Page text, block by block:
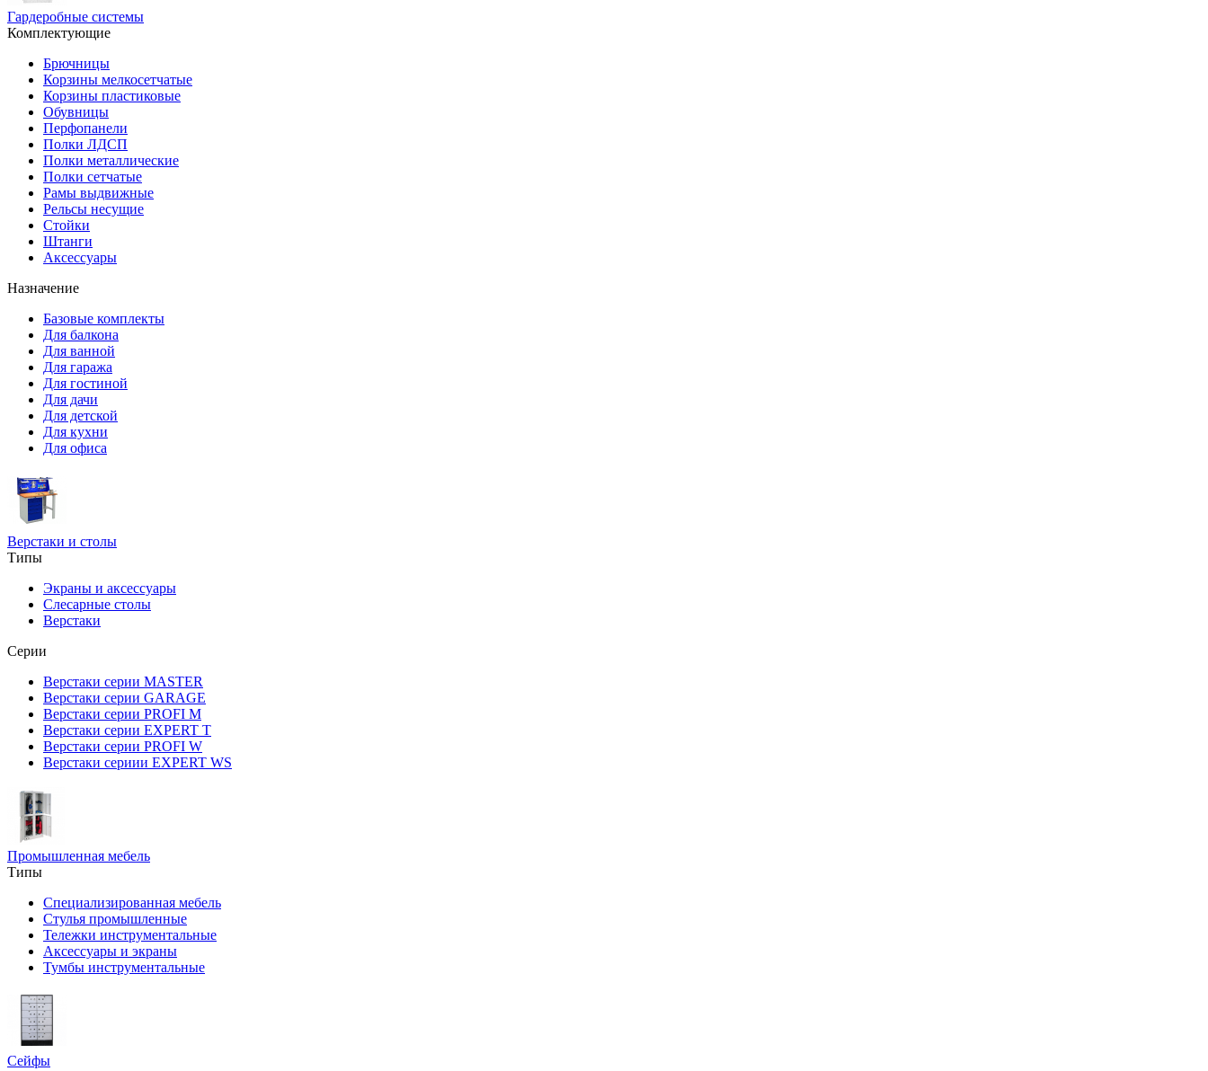
Гардеробные системы
Комплектующие
Брючницы
Корзины мелкосетчатые
Корзины пластиковые
Обувницы
Перфопанели
Полки ЛДСП
Полки металлические
Полки сетчатые
Рамы выдвижные
Рельсы несущие
Стойки
Штанги
Аксессуары
Назначение
Базовые комплекты
Для балкона
Для ванной
Для гаража
Для гостиной
Для дачи
Для детской
Для кухни
Для офиса
Верстаки и столы
Типы
Экраны и аксессуары
Слесарные столы
Верстаки
Серии
Верстаки серии MASTER
Верстаки серии GARAGE
Верстаки серии PROFI M
Верстаки серии EXPERT T
Верстаки серии PROFI W
Верстаки сериии EXPERT WS
Промышленная мебель
Типы
Специализированная мебель
Стулья промышленные
Тележки инструментальные
Аксессуары и экраны
Тумбы инструментальные
Сейфы